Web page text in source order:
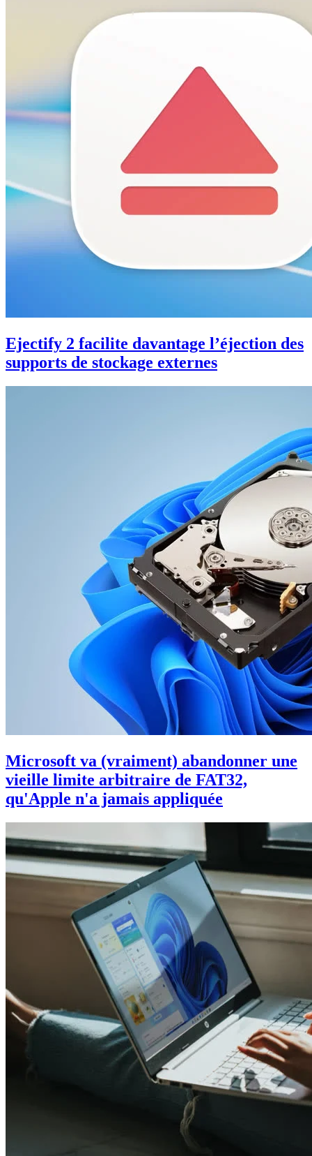
Ejectify 2 facilite davantage l’éjection des
supports de stockage externes
Microsoft va (vraiment) abandonner une
vieille limite arbitraire de FAT32,
qu'Apple n'a jamais appliquée